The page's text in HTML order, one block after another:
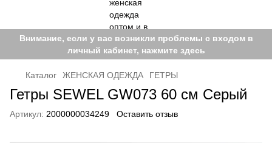
Внимание, если у вас возникли проблемы с входом в
личный кабинет, нажмите здесь
Каталог ЖЕНСКАЯ ОДЕЖДА ГЕТРЫ
Гетры SEWEL GW073 60 см Серый
Артикул: 2000000034249 Оставить отзыв